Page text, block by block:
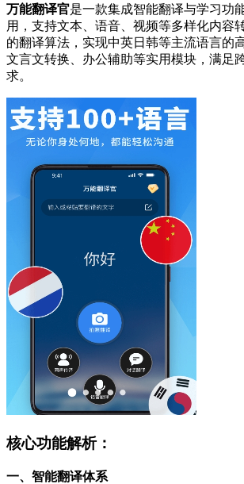
万能翻译官是一款集成智能翻译与学习功
用，支持文本、语音、视频等多样化内容
的翻译算法，实现中英日韩等主流语言的
文言文转换、办公辅助等实用模块，满足
求。
核心功能解析：
一、智能翻译体系